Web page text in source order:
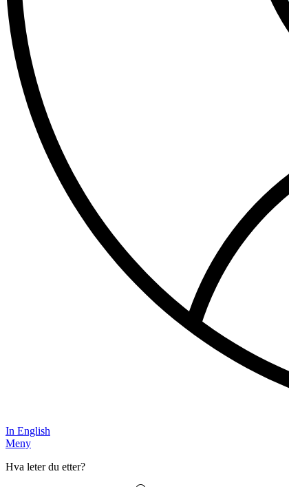
In English
Meny
Hva leter du etter?